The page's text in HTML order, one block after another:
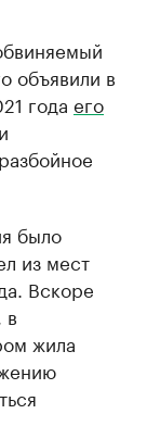
объявили в
года его
было
из мест
Вскоре
в
жила